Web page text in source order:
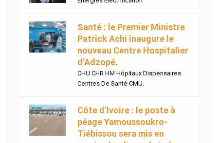
Santé : le Premier Ministre
Patrick Achi inaugure le
nouveau Centre Hospitalier
d’Adzopé.
CHU CHR HM Hôpitaux Dispensaires
Centres De Santé CMU.
Côte d’Ivoire : le poste à
péage Yamoussoukro-
Tiébissou sera mis en